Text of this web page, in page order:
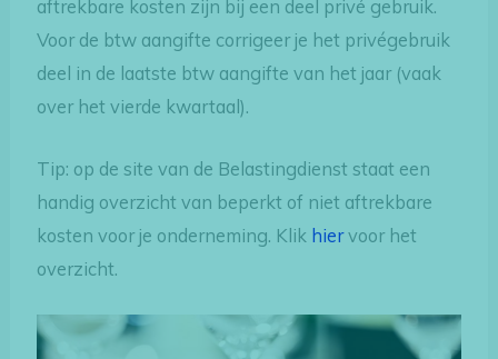
aftrekbare kosten zijn bij een deel privé gebruik.
Voor de btw aangifte corrigeer je het privégebruik
deel in de laatste btw aangifte van het jaar (vaak
over het vierde kwartaal).
Tip: op de site van de Belastingdienst staat een
handig overzicht van beperkt of niet aftrekbare
kosten voor je onderneming. Klik hiervoor het
overzicht.